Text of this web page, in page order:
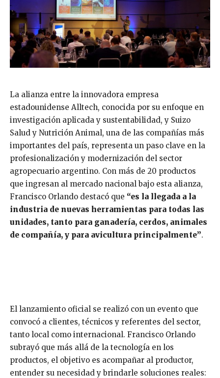
La alianza entre la innovadora empresa
estadounidense Alltech, conocida por su enfoque en
investigación aplicada y sustentabilidad, y Suizo
Salud y Nutrición Animal, una de las compañías más
importantes del país, representa un paso clave en la
profesionalización y modernización del sector
agropecuario argentino. Con más de 20 productos
que ingresan al mercado nacional bajo esta alianza,
Francisco Orlando destacó que “es la llegada a la
industria de nuevas herramientas para todas las
unidades, tanto para ganadería, cerdos, animales
de compañía, y para avicultura principalmente”.
El lanzamiento oficial se realizó con un evento que
convocó a clientes, técnicos y referentes del sector,
tanto local como internacional. Francisco Orlando
subrayó que más allá de la tecnología en los
productos, el objetivo es acompañar al productor,
entender su necesidad y brindarle soluciones reales: